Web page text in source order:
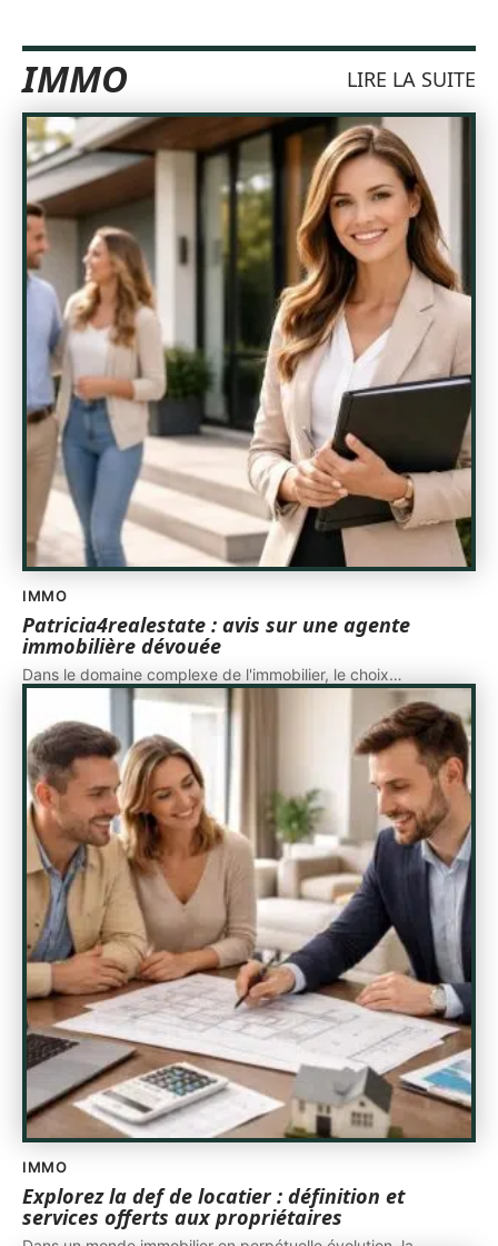
IMMO LIRE LA SUITE
IMMO
Patricia4realestate : avis sur une agente
immobilière dévouée
Dans le domaine complexe de l'immobilier, le choix…
IMMO
Explorez la def de locatier : définition et
services offerts aux propriétaires